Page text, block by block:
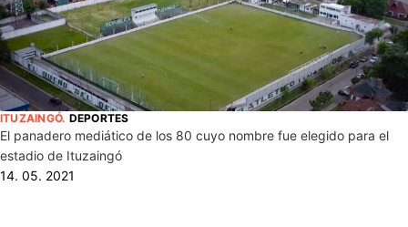
PROVINCIAS
ELECCIONES 2023
ITUZAINGÓ. DEPORTES
El panadero mediático de los 80 cuyo nombre fue elegido para el
estadio de Ituzaingó
14. 05. 2021